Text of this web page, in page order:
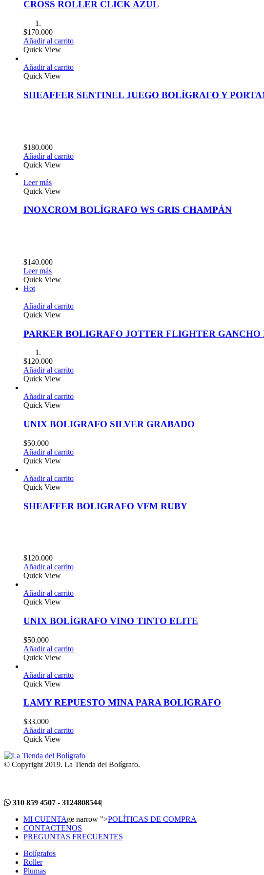
CROSS ROLLER CLICK AZUL
$170.000
Añadir al carrito
Quick View
Añadir al carrito
Quick View
SHEAFFER SENTINEL JUEGO BOLÍGRAFO Y
$180.000
Añadir al carrito
Quick View
Leer más
Quick View
INOXCROM BOLÍGRAFO WS GRIS CHAMPÁN
$140.000
Leer más
Quick View
Hot
Añadir al carrito
Quick View
PARKER BOLIGRAFO JOTTER FLIGHTER GANCHO
$120.000
Añadir al carrito
Quick View
Añadir al carrito
Quick View
UNIX BOLIGRAFO SILVER GRABADO
$50.000
Añadir al carrito
Quick View
Añadir al carrito
Quick View
SHEAFFER BOLIGRAFO VFM RUBY
$120.000
Añadir al carrito
Quick View
Añadir al carrito
Quick View
UNIX BOLÍGRAFO VINO TINTO ELITE
$50.000
Añadir al carrito
Quick View
Añadir al carrito
Quick View
LAMY REPUESTO MINA PARA BOLIGRAFO
$33.000
Añadir al carrito
Quick View
© Copyright 2019. La Tienda del Bolígrafo.
310 859 4507 - 3124808544|
MI CUENTAge narrow ">POLÍTICAS DE COMPRA
CONTACTENOS
PREGUNTAS FRECUENTES
Bolígrafos
Roller
Plumas